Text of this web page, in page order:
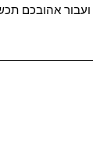
אהובכם